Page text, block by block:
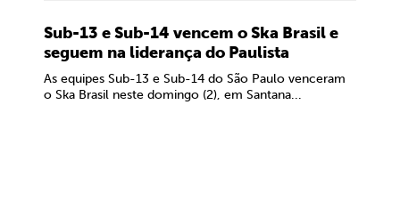
Sub-13 e Sub-14 vencem o Ska Brasil e
seguem na liderança do Paulista
As equipes Sub-13 e Sub-14 do São Paulo venceram
o Ska Brasil neste domingo (2), em Santana...